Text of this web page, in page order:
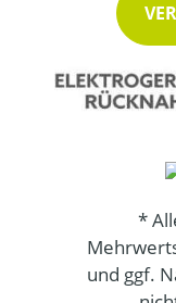
*
und ggf.